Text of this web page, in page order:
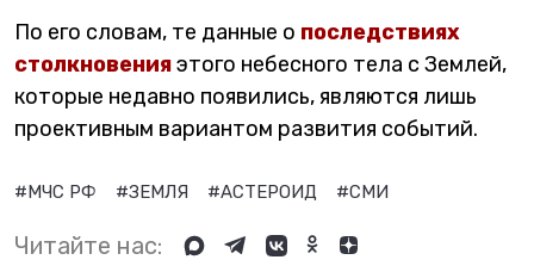
По его словам, те данные о последствиях
столкновенияэтого небесного тела с Землей,
которые недавно появились, являются лишь
проективным вариантом развития событий.
#МЧС РФ #ЗЕМЛЯ #АСТЕРОИД #СМИ
Читайте нас: